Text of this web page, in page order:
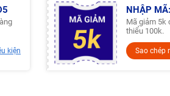
kiện
NHẬP
Mã giảm 5k
thiểu 100k.
Sao chép